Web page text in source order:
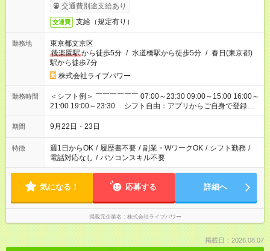
交通費別途支給あり
交通費 支給（規定有り）
勤務地
東京都文京区
後楽園駅から徒歩5分 / 水道橋駅から徒歩5分 / 春日(東京都)
駅から徒歩7分
株式会社ライブパワー
勤務時間
＜シフト例＞ ￣￣￣￣￣￣ 07:00～23:30 09:00～15:00 16:00～
21:00 19:00～23:30 シフト自由：アプリからご自身で登録し
ていただきます ※時間は変更となる可能性があります
期間 9月22日・23日
特徴 週1日からOK / 履歴書不要 / 副業・WワークOK / シフト勤務 /
電話対応なし / パソコンスキル不要
気になる！ 応募する 詳細へ
掲載元企業名 株式会社ライブパワー
掲載日：2026.08.07